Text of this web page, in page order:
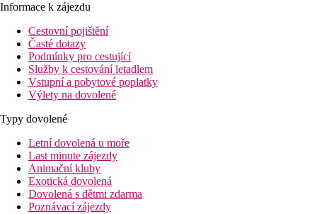
Informace k zájezdu
Cestovní pojištění
Časté dotazy
Podmínky pro cestující
Služby k cestování letadlem
Vstupní a pobytové poplatky
Výlety na dovolené
Typy dovolené
Letní dovolená u moře
Last minute zájezdy
Animační kluby
Exotická dovolená
Dovolená s dětmi zdarma
Poznávací zájezdy